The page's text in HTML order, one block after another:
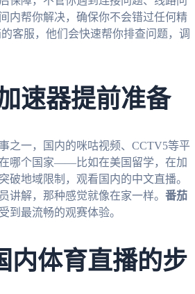
内帮你解决，确保你不会错过任何精
客服，他们会快速帮你排查问题，调
速器提前准备
之一，国内的咪咕视频、CCTV5等平
哪个国家——比如在美国留学，在加
破地域限制，观看国内的中文直播。
讲解，那种感觉就像在家一样。 番茄
到最流畅的观赛体验。
内体育直播的步